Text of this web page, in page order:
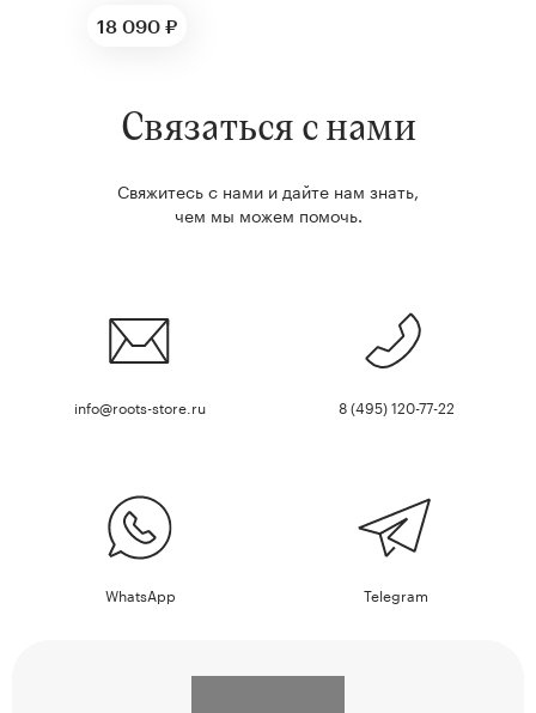
18 090 ₽
Связаться с нами
Свяжитесь с нами и дайте нам знать,
чем мы можем помочь.
info@roots-store.ru 8 (495) 120-77-22
WhatsApp Telegram